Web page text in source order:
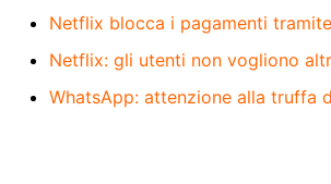
Netflix blocca i pagamenti
Netflix: gli utenti non vogliono
WhatsApp: attenzione alla truffa